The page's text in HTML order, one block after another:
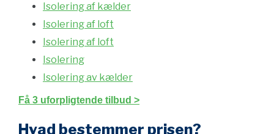
Isolering af kælder
Isolering af loft
Isolering af loft
Isolering
Isolering av kælder
Få 3 uforpligtende tilbud >
Hvad bestemmer prisen?